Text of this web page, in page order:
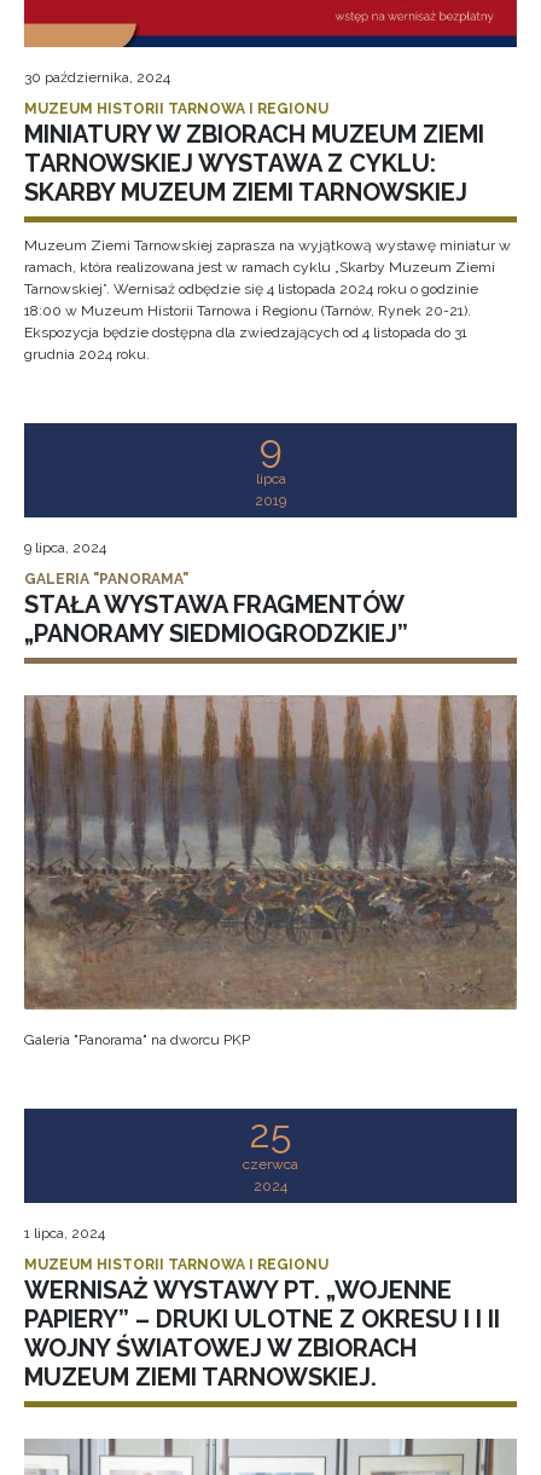
30 października, 2024
MUZEUM HISTORII TARNOWA I REGIONU
MINIATURY W ZBIORACH MUZEUM ZIEMI
TARNOWSKIEJ WYSTAWA Z CYKLU:
SKARBY MUZEUM ZIEMI TARNOWSKIEJ
Muzeum Ziemi Tarnowskiej zaprasza na wyjątkową wystawę miniatur w
ramach, która realizowana jest w ramach cyklu „Skarby Muzeum Ziemi
Tarnowskiej”. Wernisaż odbędzie się 4 listopada 2024 roku o godzinie
18:00 w Muzeum Historii Tarnowa i Regionu (Tarnów, Rynek 20-21).
Ekspozycja będzie dostępna dla zwiedzających od 4 listopada do 31
grudnia 2024 roku.
9
lipca
2019
9 lipca, 2024
GALERIA "PANORAMA"
STAŁA WYSTAWA FRAGMENTÓW
„PANORAMY SIEDMIOGRODZKIEJ”
Galeria "Panorama" na dworcu PKP
25
czerwca
2024
1 lipca, 2024
MUZEUM HISTORII TARNOWA I REGIONU
WERNISAŻ WYSTAWY PT. „WOJENNE
PAPIERY” – DRUKI ULOTNE Z OKRESU I I II
WOJNY ŚWIATOWEJ W ZBIORACH
MUZEUM ZIEMI TARNOWSKIEJ.